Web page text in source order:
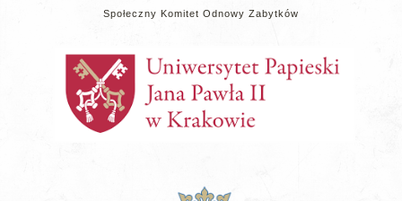
Społeczny Komitet Odnowy Zabytków